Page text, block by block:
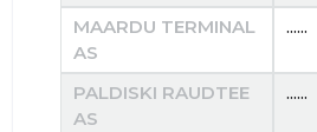
MAARDU TERMINAL
AS
......
PALDISKI RAUDTEE
AS
......